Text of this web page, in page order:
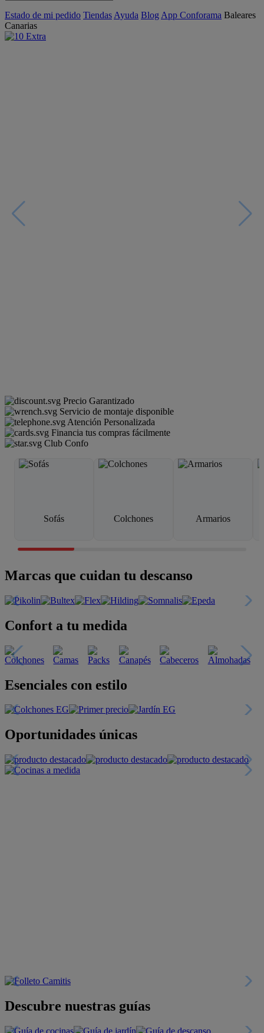
Estado de mi pedido Tiendas Ayuda Blog App Conforama Baleares
Canarias
Precio Garantizado
Servicio de montaje disponible
Atención Personalizada
Financia tus compras fácilmente
Club Confo
Sofás Colchones Armarios
Marcas que cuidan tu descanso
Confort a tu medida
Esenciales con estilo
Oportunidades únicas
Descubre nuestras guías